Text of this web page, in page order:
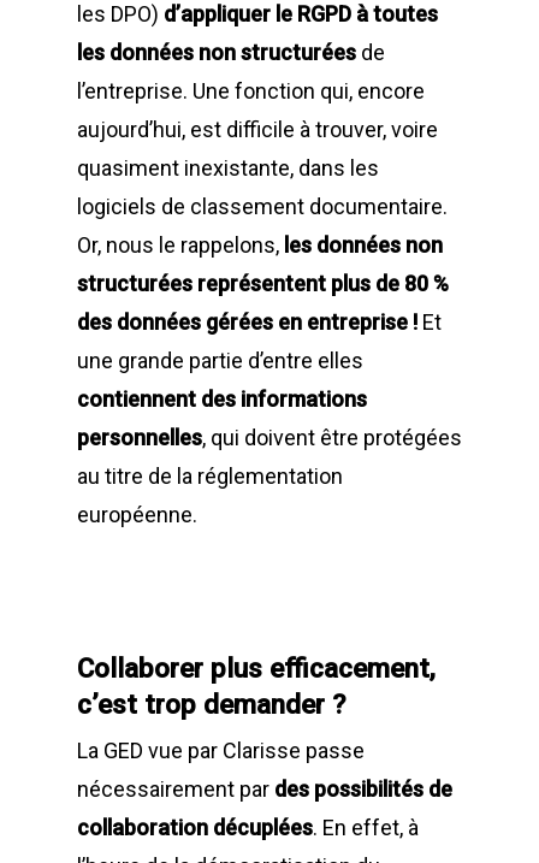
les DPO) d’appliquer le RGPD à toutes
les données non structurées de
l’entreprise. Une fonction qui, encore
aujourd’hui, est difficile à trouver, voire
quasiment inexistante, dans les
logiciels de classement documentaire.
Or, nous le rappelons, les données non
structurées représentent plus de 80 %
des données gérées en entreprise ! Et
une grande partie d’entre elles
contiennent des informations
personnelles, qui doivent être protégées
au titre de la réglementation
européenne.
Collaborer plus efficacement,
c’est trop demander ?
La GED vue par Clarisse passe
nécessairement par des possibilités de
collaboration décuplées. En effet, à